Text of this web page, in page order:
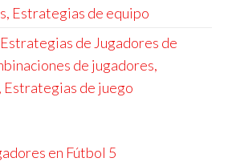
Estrategias de equipo
de Jugadores de
de jugadores,
Estrategias de juego
en Fútbol 5